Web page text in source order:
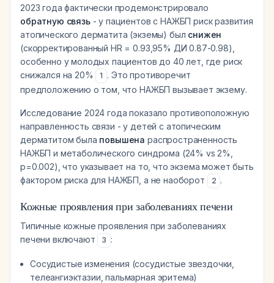
2023 года фактически продемонстрировало
обратную связь- у пациентов с НАЖБП риск развития
атопического дерматита (экземы) был снижен
(скорректированный HR = 0.93,95% ДИ 0.87-0.98),
особенно у молодых пациентов до 40 лет, где риск
снижался на 20%
1 . Это противоречит
предположению о том, что НАЖБП вызывает экзему.
Исследование 2024 года показало противоположную
направленность связи - у детей с атопическим
дерматитом была повышена распространенность
НАЖБП и метаболического синдрома (24% vs 2%,
p=0.002), что указывает на то, что экзема может быть
фактором риска для НАЖБП, а не наоборот
2 .
Кожные проявления при заболеваниях печени
Типичные кожные проявления при заболеваниях
печени включают
3 :
Сосудистые изменения (сосудистые звездочки,
телеангиэктазии, пальмарная эритема)